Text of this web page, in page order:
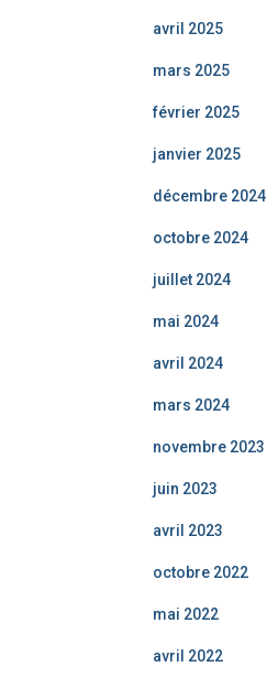
avril 2025
mars 2025
février 2025
janvier 2025
décembre 2024
octobre 2024
juillet 2024
mai 2024
avril 2024
mars 2024
novembre 2023
juin 2023
avril 2023
octobre 2022
mai 2022
avril 2022